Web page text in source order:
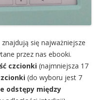
się najważniejsze
przez nas ebooki.
czcionki (najmniejsza 17
(do wyboru jest 7
odstępy między